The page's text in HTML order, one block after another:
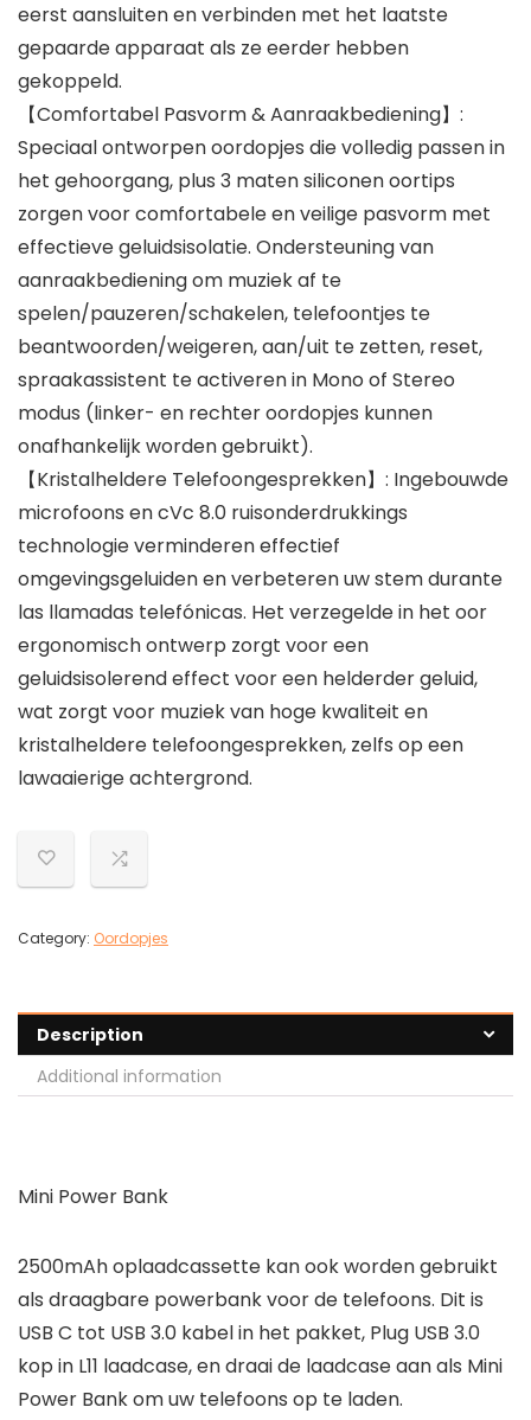
eerst aansluiten en verbinden met het laatste
gepaarde apparaat als ze eerder hebben
gekoppeld.
【Comfortabel Pasvorm & Aanraakbediening】:
Speciaal ontworpen oordopjes die volledig passen in
het gehoorgang, plus 3 maten siliconen oortips
zorgen voor comfortabele en veilige pasvorm met
effectieve geluidsisolatie. Ondersteuning van
aanraakbediening om muziek af te
spelen/pauzeren/schakelen, telefoontjes te
beantwoorden/weigeren, aan/uit te zetten, reset,
spraakassistent te activeren in Mono of Stereo
modus (linker- en rechter oordopjes kunnen
onafhankelijk worden gebruikt).
【Kristalheldere Telefoongesprekken】: Ingebouwde
microfoons en cVc 8.0 ruisonderdrukkings
technologie verminderen effectief
omgevingsgeluiden en verbeteren uw stem durante
las llamadas telefónicas. Het verzegelde in het oor
ergonomisch ontwerp zorgt voor een
geluidsisolerend effect voor een helderder geluid,
wat zorgt voor muziek van hoge kwaliteit en
kristalheldere telefoongesprekken, zelfs op een
lawaaierige achtergrond.
Category: Oordopjes
Description
Additional information
Mini Power Bank
2500mAh oplaadcassette kan ook worden gebruikt
als draagbare powerbank voor de telefoons. Dit is
USB C tot USB 3.0 kabel in het pakket, Plug USB 3.0
kop in L11 laadcase, en draai de laadcase aan als Mini
Power Bank om uw telefoons op te laden.